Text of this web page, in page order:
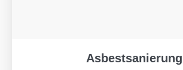
Asbestsanierung